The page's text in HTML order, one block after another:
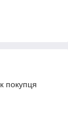
покупця